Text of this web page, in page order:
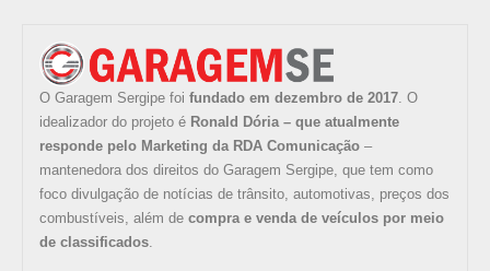
O Garagem Sergipe foi fundado em dezembro de 2017. O
idealizador do projeto é Ronald Dória – que atualmente
responde pelo Marketing da RDA Comunicação –
mantenedora dos direitos do Garagem Sergipe, que tem como
foco divulgação de notícias de trânsito, automotivas, preços dos
combustíveis, além de compra e venda de veículos por meio
de classificados.